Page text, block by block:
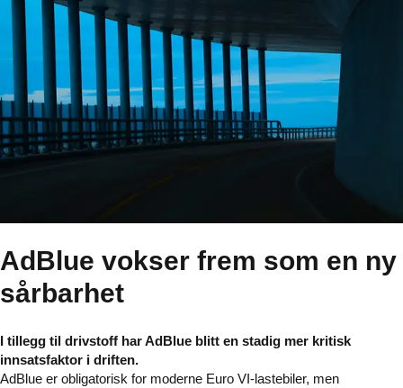
AdBlue vokser frem som en ny
sårbarhet
I tillegg til drivstoff har AdBlue blitt en stadig mer kritisk
innsatsfaktor i driften.
AdBlue er obligatorisk for moderne Euro VI-lastebiler, men